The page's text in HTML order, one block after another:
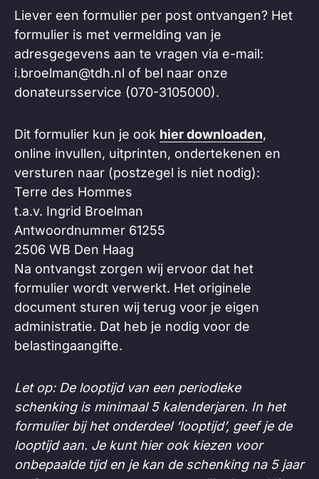
Liever een formulier per post ontvangen? Het
formulier is met vermelding van je
adresgegevens aan te vragen via e-mail:
i.broelman@tdh.nl of bel naar onze
donateursservice (070-3105000).
Dit formulier kun je ook hier downloaden,
online invullen, uitprinten, ondertekenen en
versturen naar (postzegel is niet nodig):
Terre des Hommes
t.a.v. Ingrid Broelman
Antwoordnummer 61255
2506 WB Den Haag
Na ontvangst zorgen wij ervoor dat het
formulier wordt verwerkt. Het originele
document sturen wij terug voor je eigen
administratie. Dat heb je nodig voor de
belastingaangifte.
Let op: De looptijd van een periodieke
schenking is minimaal 5 kalenderjaren. In het
formulier bij het onderdeel ‘looptijd’, geef je de
looptijd aan. Je kunt hier ook kiezen voor
onbepaalde tijd en je kan de schenking na 5 jaar